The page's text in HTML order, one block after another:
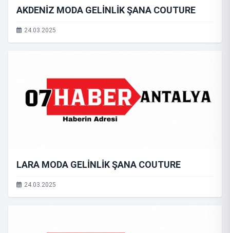
AKDENİZ MODA GELİNLİK ŞANA COUTURE
24.03.2025
LARA MODA GELİNLİK ŞANA COUTURE
24.03.2025